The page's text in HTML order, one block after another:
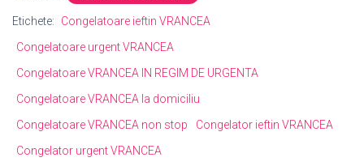
Etichete:
Congelatoare ieftin VRANCEA
Congelatoare urgent VRANCEA
Congelatoare VRANCEA IN REGIM DE URGENTA
Congelatoare VRANCEA la domiciliu
Congelatoare VRANCEA non stop
Congelator ieftin VRANCEA
Congelator urgent VRANCEA